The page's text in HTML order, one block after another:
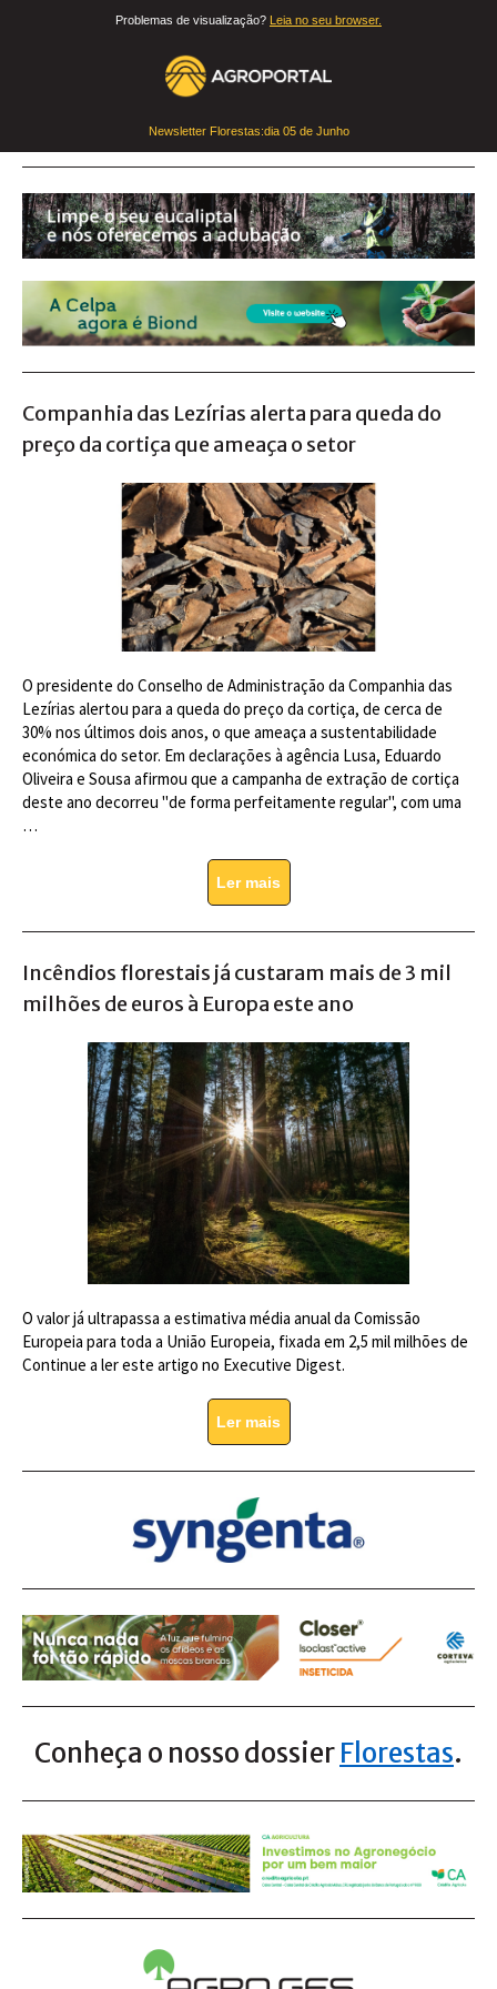
Problemas de visualização? Leia no seu browser.
Newsletter Florestas:dia 05 de Junho
Companhia das Lezírias alerta para queda do
preço da cortiça que ameaça o setor
O presidente do Conselho de Administração da Companhia das
Lezírias alertou para a queda do preço da cortiça, de cerca de
30% nos últimos dois anos, o que ameaça a sustentabilidade
económica do setor. Em declarações à agência Lusa, Eduardo
Oliveira e Sousa afirmou que a campanha de extração de cortiça
deste ano decorreu "de forma perfeitamente regular", com uma
…
Ler mais
Incêndios florestais já custaram mais de 3 mil
milhões de euros à Europa este ano
O valor já ultrapassa a estimativa média anual da Comissão
Europeia para toda a União Europeia, fixada em 2,5 mil milhões de
Continue a ler este artigo no Executive Digest.
Ler mais
Conheça o nosso dossierFlorestas.